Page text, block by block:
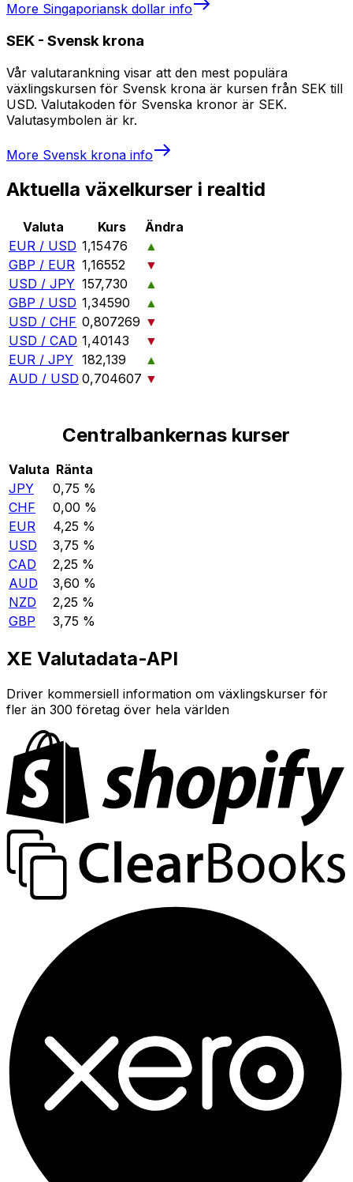
More Singaporiansk dollar info
SEK - Svensk krona
Vår valutarankning visar att den mest populära
växlingskursen för Svensk krona är kursen från SEK till
USD. Valutakoden för Svenska kronor är SEK.
Valutasymbolen är kr.
More Svensk krona info
Aktuella växelkurser i realtid
Valuta Kurs
Ändra
EUR / USD 1,15476
▲
GBP / EUR 1,16552
▼
USD / JPY 157,730
▲
GBP / USD 1,34590
▲
USD / CHF 0,807269 ▼
USD / CAD 1,40143
▼
EUR / JPY 182,139
▲
AUD / USD 0,704607 ▼
Centralbankernas kurser
Valuta Ränta
JPY
0,75 %
CHF
0,00 %
EUR
4,25 %
USD
3,75 %
CAD
2,25 %
AUD
3,60 %
NZD
2,25 %
GBP
3,75 %
XE Valutadata-API
Driver kommersiell information om växlingskurser för
fler än 300 företag över hela världen